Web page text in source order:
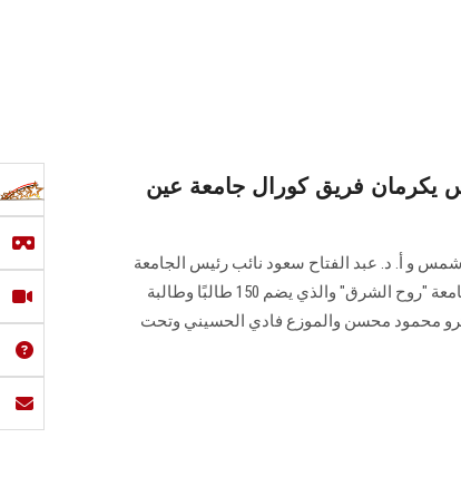
فريق كورال جامعة عين
و أ. د. عبد الفتاح سعود نائب رئيس الجامعة
لشئون التعليم والطلاب، فريق كورال الجامعة "روح الشرق" والذي يضم 150 طالبًا وطالبة
محمود محسن والموزع فادي الحسيني وتحت